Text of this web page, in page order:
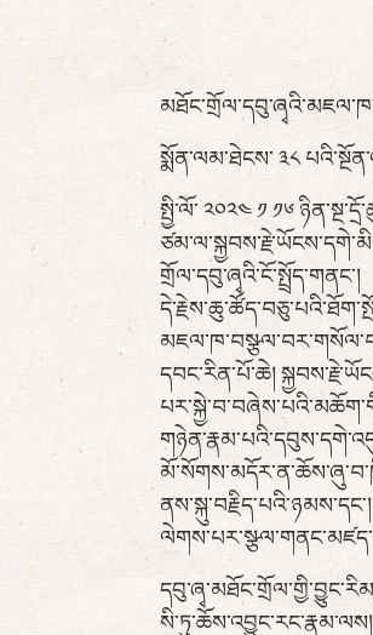
སྨོན་ལམ་ཐེངས་ ༣༨
སྤྱི་ལོ་ ༢༠༢༤ ༡ ༡༦
གྲོལ་དབུ་ཞྭའི་ངོ་སྤྲོད་གནང་།
དབང་རིན་པོ་ཆེ།